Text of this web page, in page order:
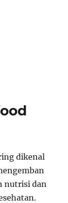
dikenal
nutrisi dan